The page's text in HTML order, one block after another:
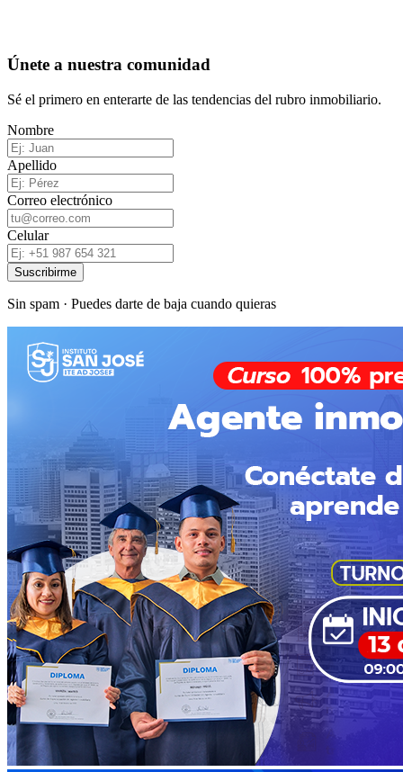
Únete a nuestra comunidad
Sé el primero en enterarte de las tendencias del rubro inmobiliario.
Nombre
Apellido
Correo electrónico
Celular
Suscribirme
Sin spam · Puedes darte de baja cuando quieras